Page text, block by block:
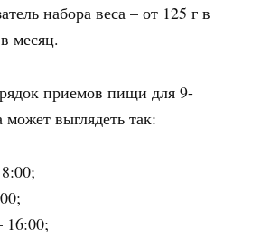
набора веса – от 125 г в
месяц.
приемов пищи для 9-
может выглядеть так:
16:00;